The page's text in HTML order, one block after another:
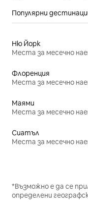
Популярни
Ню Йорк
Места за месечно
Флоренция
Места за месечно
Маями
Места за месечно
Сиатъл
Места за месечно
*Възможно е да се
определени